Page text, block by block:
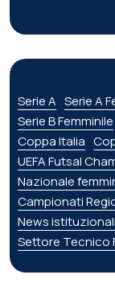
Serie A Serie A
Serie B Femminile
Coppa Italia
UEFA Futsal
Nazionale
Campionati
News istituzionali
Settore Tecnico